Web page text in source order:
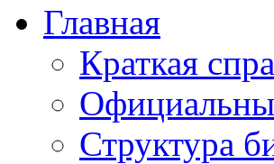
Главная
Краткая
Структура